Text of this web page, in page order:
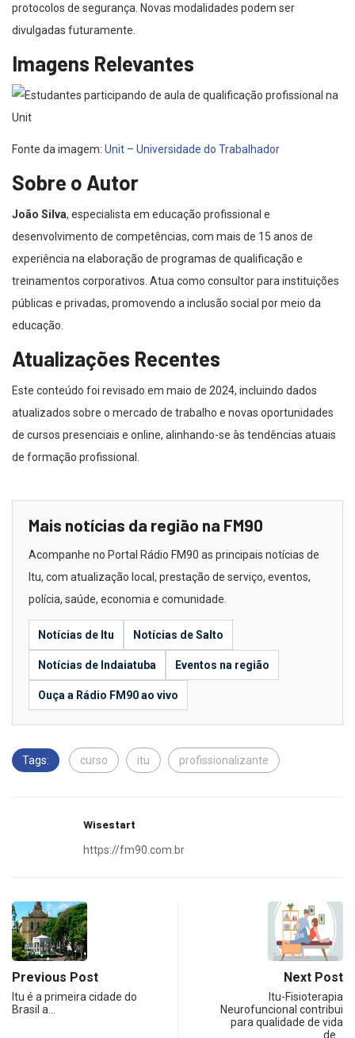
protocolos de segurança. Novas modalidades podem ser
divulgadas futuramente.
Imagens Relevantes
Fonte da imagem: Unit – Universidade do Trabalhador
Sobre o Autor
João Silva, especialista em educação profissional e
desenvolvimento de competências, com mais de 15 anos de
experiência na elaboração de programas de qualificação e
treinamentos corporativos. Atua como consultor para instituições
públicas e privadas, promovendo a inclusão social por meio da
educação.
Atualizações Recentes
Este conteúdo foi revisado em maio de 2024, incluindo dados
atualizados sobre o mercado de trabalho e novas oportunidades
de cursos presenciais e online, alinhando-se às tendências atuais
de formação profissional.
Mais notícias da região na FM90
Acompanhe no Portal Rádio FM90 as principais notícias de
Itu, com atualização local, prestação de serviço, eventos,
polícia, saúde, economia e comunidade.
Notícias de Itu Notícias de Salto
Notícias de Indaiatuba Eventos na região
Ouça a Rádio FM90 ao vivo
Tags: curso itu profissionalizante
Wisestart
https://fm90.com.br
Previous Post
Itu é a primeira cidade do
Brasil a…
Next Post
Itu-Fisioterapia
Neurofuncional contribui
para qualidade de vida
de…